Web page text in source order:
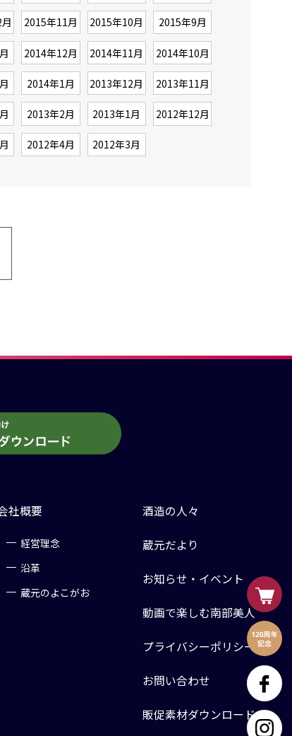
2015年11月 2015年10月 2015年9月
2014年12月 2014年11月 2014年10月
2014年1月 2013年12月 2013年11月
2013年2月 2013年1月 2012年12月
2012年4月 2012年3月
社概要
経営理念
沿革
蔵元のよこがお
酒造の人々
蔵元だより
お知らせ・イベント
動画で楽しむ南部美人
プライバシーポリシー
お問い合わせ
販促素材ダウンロード